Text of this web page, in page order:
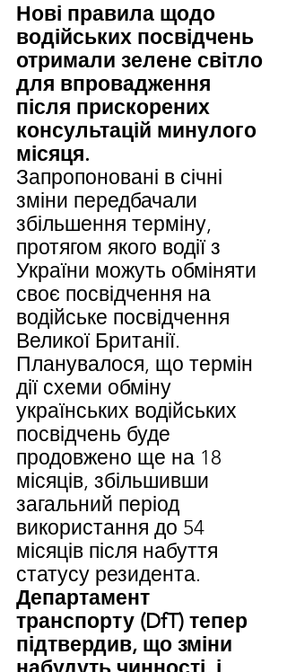
Нові правила щодо
водійських посвідчень
отримали зелене світло
для впровадження
після прискорених
консультацій минулого
місяця.
Запропоновані в січні
зміни передбачали
збільшення терміну,
протягом якого водії з
України можуть обміняти
своє посвідчення на
водійське посвідчення
Великої Британії.
Планувалося, що термін
дії схеми обміну
українських водійських
посвідчень буде
продовжено ще на 18
місяців, збільшивши
загальний період
використання до 54
місяців після набуття
статусу резидента.
Департамент
транспорту (DfT) тепер
підтвердив, що зміни